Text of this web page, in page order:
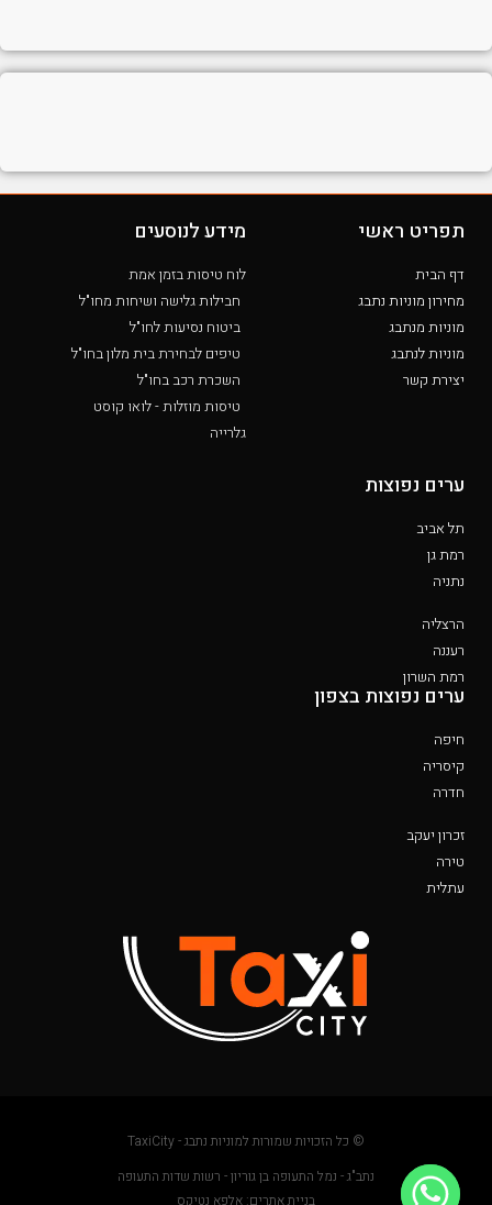
תפריט ראשי
דף הבית
מחירון מוניות נתבג
מוניות מנתבג
מוניות לנתבג
יצירת קשר
מידע לנוסעים
לוח טיסות בזמן אמת
חבילות גלישה ושיחות מחו"ל
ביטוח נסיעות לחו"ל
טיפים לבחירת בית מלון בחו"ל
השכרת רכב בחו"ל
טיסות מוזלות - לואו קוסט
גלרייה
ערים נפוצות
תל אביב
רמת גן
נתניה
הרצליה
רעננה
רמת השרון
ערים נפוצות בצפון
חיפה
קיסריה
חדרה
זכרון יעקב
טירה
עתלית
© כל הזכויות שמורות למוניות נתבג - TaxiCity
נתב"ג - נמל התעופה בן גוריון - רשות שדות התעופה
בניית אתרים: אלפא נטיקס